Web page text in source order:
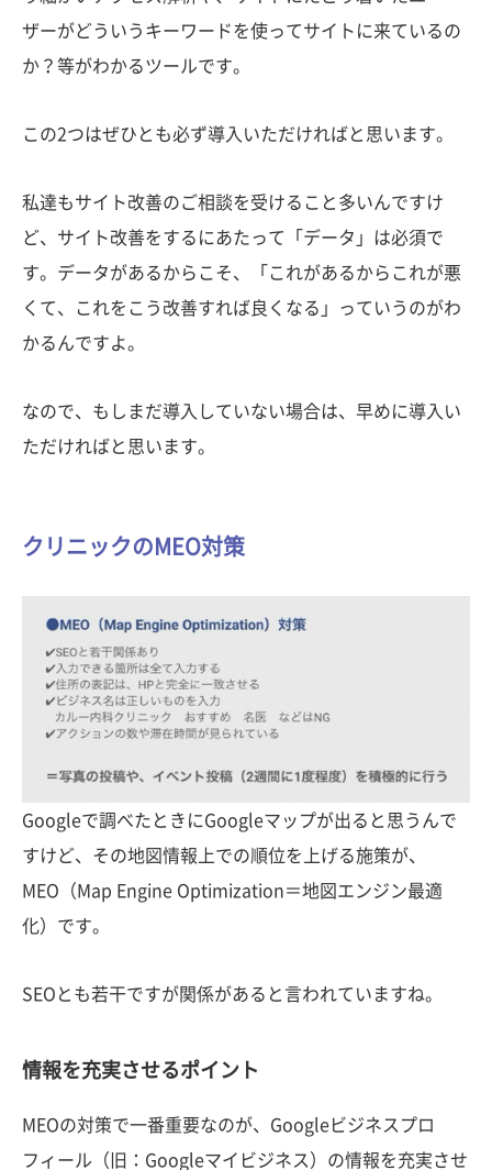
ザーがどういうキーワードを使ってサイトに来ているの
か？等がわかるツールです。
この2つはぜひとも必ず導入いただければと思います。
私達もサイト改善のご相談を受けること多いんですけ
ど、サイト改善をするにあたって「データ」は必須で
す。データがあるからこそ、「これがあるからこれが悪
くて、これをこう改善すれば良くなる」っていうのがわ
かるんですよ。
なので、もしまだ導入していない場合は、早めに導入い
ただければと思います。
クリニックのMEO対策
Googleで調べたときにGoogleマップが出ると思うんで
すけど、その地図情報上での順位を上げる施策が、
MEO（Map Engine Optimization＝地図エンジン最適
化）です。
SEOとも若干ですが関係があると言われていますね。
情報を充実させるポイント
MEOの対策で一番重要なのが、Googleビジネスプロ
フィール（旧：Googleマイビジネス）の情報を充実させ